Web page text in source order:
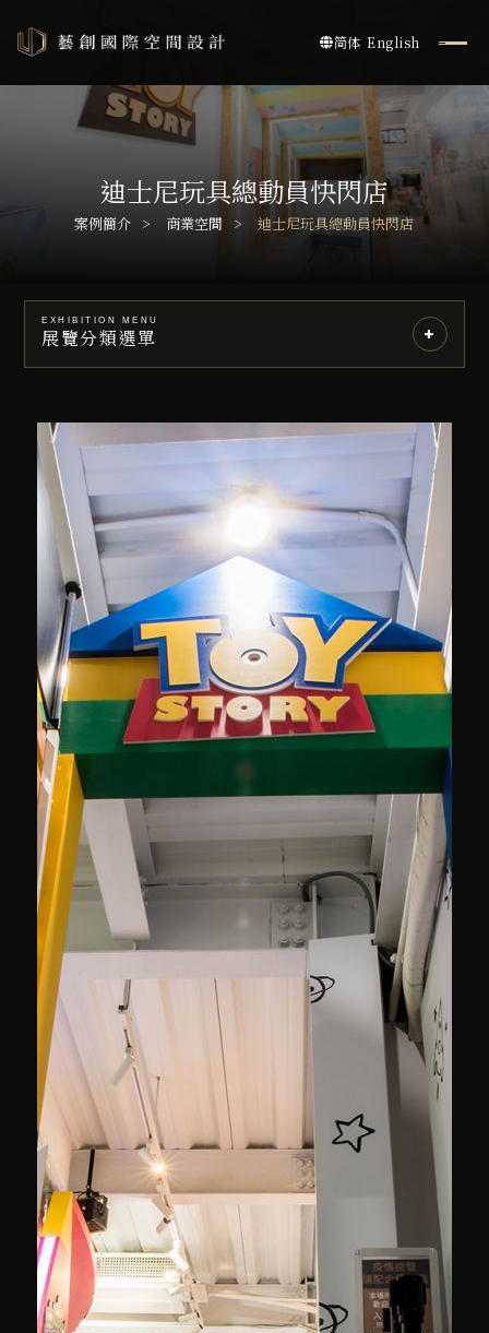
简体 English
迪士尼玩具總動員快閃店
案例簡介 商業空間 迪士尼玩具總動員快閃店
EXHIBITION MENU
展覽分類選單